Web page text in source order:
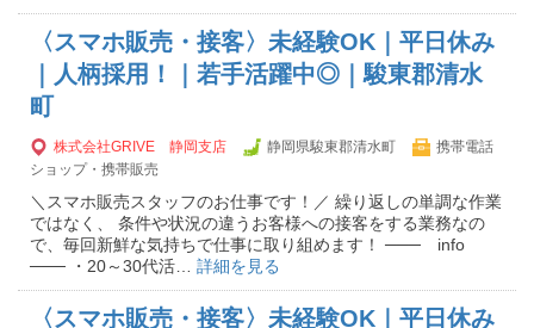
〈スマホ販売・接客〉未経験OK｜平日休み
｜人柄採用！｜若手活躍中◎｜駿東郡清水
町
株式会社GRIVE 静岡支店 静岡県駿東郡清水町
携帯電話
ショップ・携帯販売
＼スマホ販売スタッフのお仕事です！／ 繰り返しの単調な作業
ではなく、 条件や状況の違うお客様への接客をする業務なの
で、毎回新鮮な気持ちで仕事に取り組めます！ ─── info
─── ・20～30代活… 詳細を見る
〈スマホ販売・接客〉未経験OK｜平日休み